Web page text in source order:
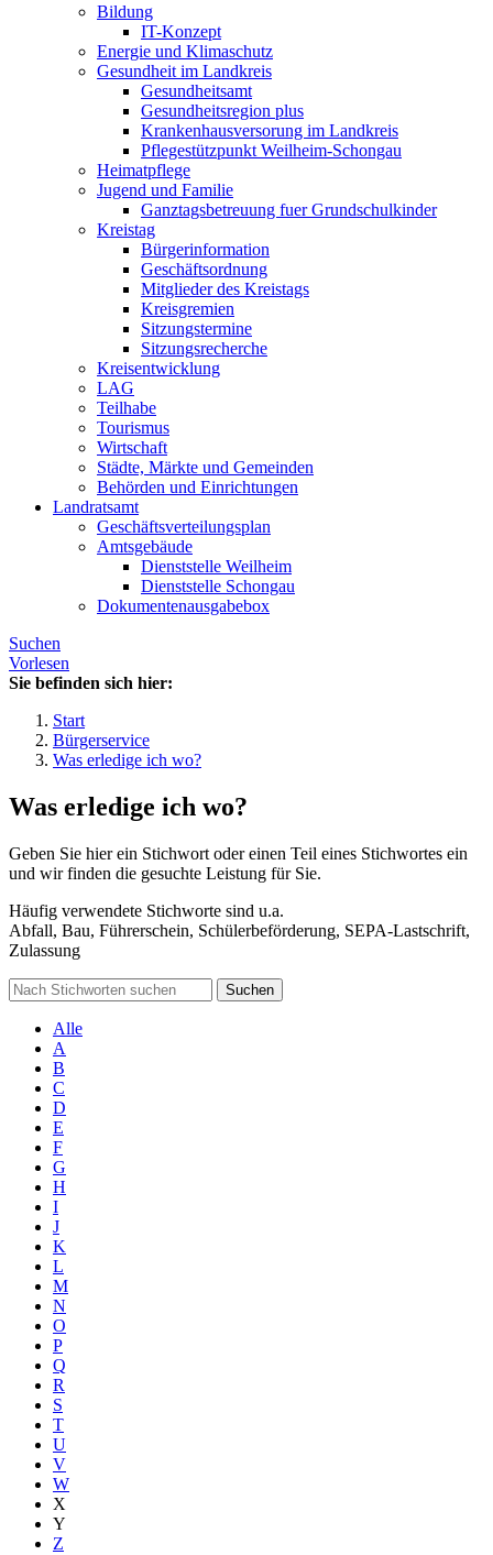
Bildung
IT-Konzept
Energie und Klimaschutz
Gesundheit im Landkreis
Gesundheitsamt
Gesundheitsregion plus
Krankenhausversorung im Landkreis
Pflegestützpunkt Weilheim-Schongau
Heimatpflege
Jugend und Familie
Ganztagsbetreuung fuer Grundschulkinder
Kreistag
Bürgerinformation
Geschäftsordnung
Mitglieder des Kreistags
Kreisgremien
Sitzungstermine
Sitzungsrecherche
Kreisentwicklung
LAG
Teilhabe
Tourismus
Wirtschaft
Städte, Märkte und Gemeinden
Behörden und Einrichtungen
Landratsamt
Geschäftsverteilungsplan
Amtsgebäude
Dienststelle Weilheim
Dienststelle Schongau
Dokumentenausgabebox
Suchen
Vorlesen
Sie befinden sich hier:
Start
Bürgerservice
Was erledige ich wo?
Was erledige ich wo?
Geben Sie hier ein Stichwort oder einen Teil eines Stichwortes ein
und wir finden die gesuchte Leistung für Sie.
Häufig verwendete Stichworte sind u.a.
Abfall, Bau, Führerschein, Schülerbeförderung, SEPA-Lastschrift,
Zulassung
Suchen
Alle
A
B
C
D
E
F
G
H
I
J
K
L
M
N
O
P
Q
R
S
T
U
V
W
X
Y
Z